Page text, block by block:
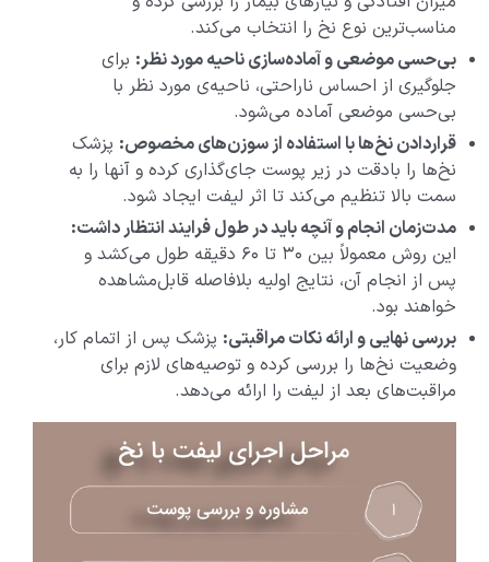
مناسب‌ترین نوع نخ را انتخاب می‌کند.
بی‌حسی موضعی و آماده‌سازی ناحیه مورد نظر: برای
جلوگیری از احساس ناراحتی، ناحیه‌ی مورد نظر با
بی‌حسی موضعی آماده می‌شود.
قراردادن نخ‌ها با استفاده از سوزن‌های مخصوص: پزشک
نخ‌ها را بادقت در زیر پوست جای‌گذاری کرده و آنها را به
سمت بالا تنظیم می‌کند تا اثر لیفت ایجاد شود.
مدت‌زمان انجام و آنچه باید در طول فرایند انتظار داشت:
این روش معمولاً بین ۳۰ تا ۶۰ دقیقه طول می‌کشد و
پس از انجام آن، نتایج اولیه بلافاصله قابل‌مشاهده
خواهند بود.
بررسی نهایی و ارائه نکات مراقبتی: پزشک پس از اتمام کار،
وضعیت نخ‌ها را بررسی کرده و توصیه‌های لازم برای
مراقبت‌های بعد از لیفت را ارائه می‌دهد.